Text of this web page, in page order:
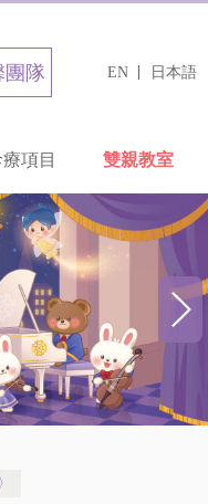
日本語
EN
團隊
項目 雙親教室